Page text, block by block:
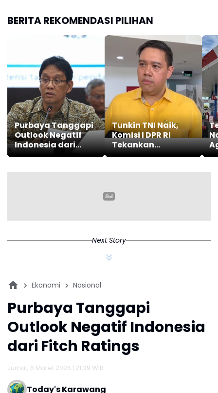
Hingga Pupuk
BERITA REKOMENDASI PILIHAN
Purbaya Tanggapi
Outlook Negatif
Indonesia dari
Fitch Ratings
Tunkin TNI Naik,
Komisi I DPR RI
Tekankan
Pentingnya Insentif
Kesejahteraan
Next Story
Ekonomi Nasional
Purbaya Tanggapi
Outlook Negatif Indonesia
dari Fitch Ratings
Jumat, 6 Maret 2026 | 21:39 WIB
Today's Karawang